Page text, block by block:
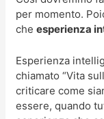
per momento.
cheesperienza
Esperienza
chiamato “Vita
criticare come
essere, quando